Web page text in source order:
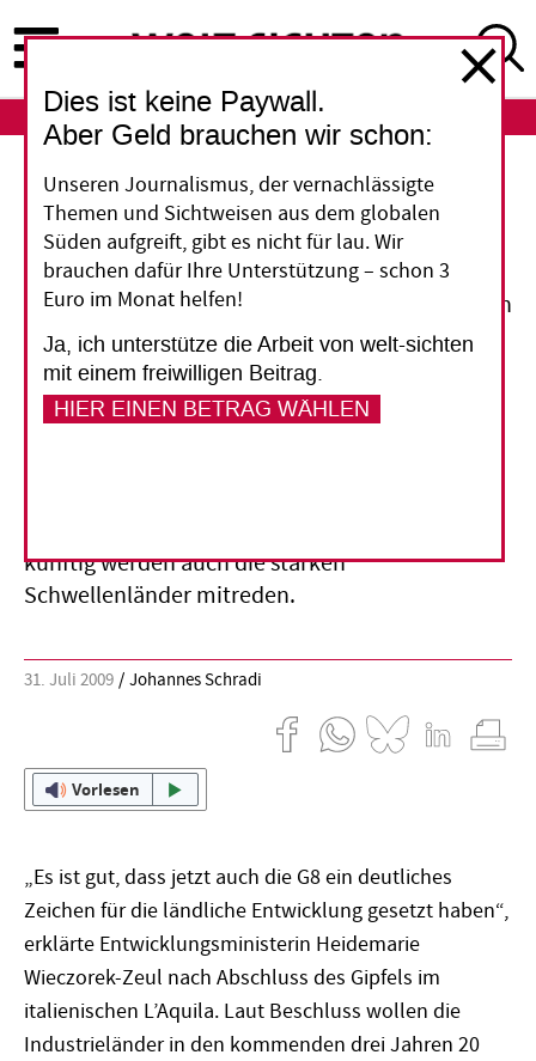
zum
Inhalt
ABO
Große Versprechen – doch Papier ist
geduldig
20 Milliarden US-Dollar haben die G8-Staaten
den Entwicklungsländern auf ihrem Gipfeltreffen
in L’Aquila versprochen, um deren
Landwirtschaft und Kleinbauern zu fördern. Zur
Rettung des Klimas wollen sie ihre CO2-
künftig werden auch die starken
Schwellenländer mitreden.
31. Juli 2009 Johannes Schradi
Vorlesen
„Es ist gut, dass jetzt auch die G8 ein deutliches
Zeichen für die ländliche Entwicklung gesetzt haben“,
erklärte Entwicklungsministerin Heidemarie
Wieczorek-Zeul nach Abschluss des Gipfels im
italienischen L’Aquila. Laut Beschluss wollen die
Industrieländer in den kommenden drei Jahren 20
Dies ist keine Paywall.
Aber Geld brauchen wir schon:
Unseren Journalismus, der vernachlässigte
Themen und Sichtweisen aus dem globalen
Süden aufgreift, gibt es nicht für lau. Wir
brauchen dafür Ihre Unterstützung – schon 3
Euro im Monat helfen!
Ja, ich unterstütze die Arbeit von welt-sichten
mit einem freiwilligen Beitrag.
HIER EINEN BETRAG WÄHLEN